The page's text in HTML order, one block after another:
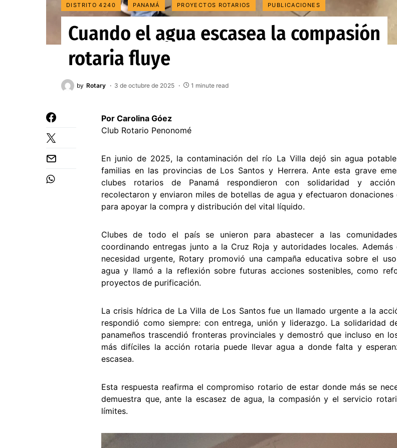
DISTRITO 4240 PANAMÁ PROYECTOS ROTARIOS PUBLICACIONES
Cuando el agua escasea la compasión
rotaria fluye
by Rotary 3 de octubre de 2025 1 minute read
Por Carolina Góez
Club Rotario Penonomé
En junio de 2025, la contaminación del río La Villa dejó sin agua
familias en las provincias de Los Santos y Herrera. Ante esta grave
clubes rotarios de Panamá respondieron con solidaridad y acción
recolectaron y enviaron miles de botellas de agua y efectuaron donaciones
para apoyar la compra y distribución del vital líquido.
Clubes de todo el país se unieron para abastecer a las
coordinando entregas junto a la Cruz Roja y autoridades locales.
necesidad urgente, Rotary promovió una campaña educativa sobre el
agua y llamó a la reflexión sobre futuras acciones sostenibles, como
proyectos de purificación.
La crisis hídrica de La Villa de Los Santos fue un llamado urgente a la
respondió como siempre: con entrega, unión y liderazgo. La solidaridad
panameños trascendió fronteras provinciales y demostró que incluso en
más difíciles la acción rotaria puede llevar agua a donde falta y
escasea.
Esta respuesta reafirma el compromiso rotario de estar donde más se
demuestra que, ante la escasez de agua, la compasión y el servicio
límites.